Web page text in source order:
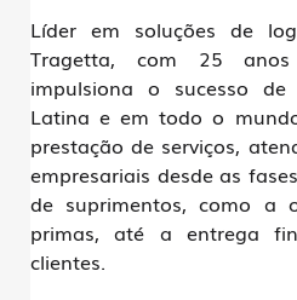
Líder em soluções de
Tragetta, com 25
impulsiona o sucesso
Latina e em todo o
prestação de serviços,
empresariais desde as
de suprimentos, como a
primas, até a entrega
clientes.